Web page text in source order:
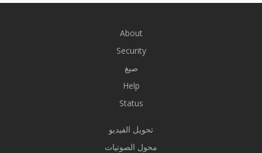
About
Security
صيغ
Help
Status
تحويل الفيديو
محول الصوتيات